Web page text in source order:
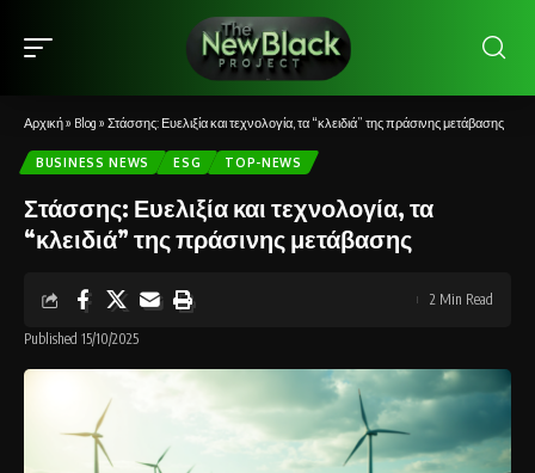
Αρχική» Blog » Στάσσης: Ευελιξία και τεχνολογία, τα “κλειδιά” της πράσινης μετάβασης
BUSINESS NEWS ESG TOP-NEWS
Στάσσης: Ευελιξία και τεχνολογία, τα
“κλειδιά” της πράσινης μετάβασης
Published 15/10/2025
2 Min Read